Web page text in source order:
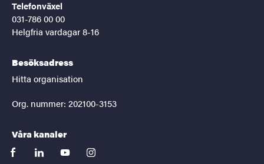
Telefonväxel
031-786 00 00
Helgfria vardagar 8-16
Besöksadress
Hitta organisation
Org. nummer: 202100-3153
Våra kanaler
facebooklinkedinyoutubeinstagram